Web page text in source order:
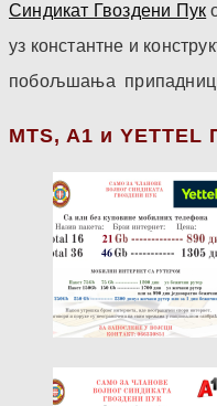
Синдикат Гвоздени Пук
уз константне и
побољшања
МТS, A1 и